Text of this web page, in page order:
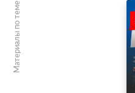
Материалы по теме